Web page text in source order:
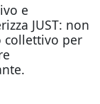
e
JUST: non
collettivo per